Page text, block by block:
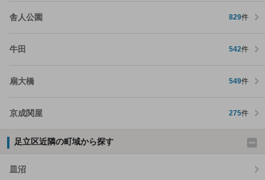
舎人公園 829件
牛田 542件
扇大橋 549件
京成関屋 275件
足立区近隣の町域から探す
皿沼